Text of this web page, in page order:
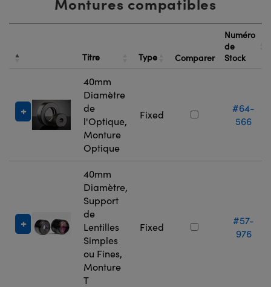
Titre Type Comparer
Numéro
de
Stock
40mm
Diamètre
de
l'Optique,
Monture
Optique
Fixed
#64-
566
40mm
Diamètre,
Support
de
Lentilles
Simples
ou Fines,
Monture
T
Fixed
#57-
976